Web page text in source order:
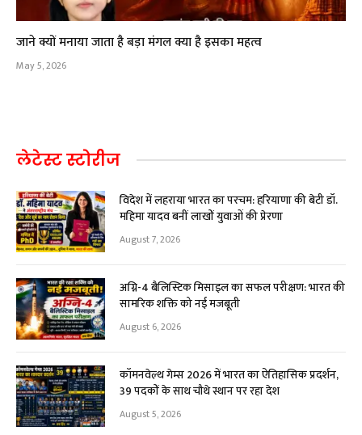
जाने क्यों मनाया जाता है बड़ा मंगल क्या है इसका महत्व
May 5, 2026
लेटेस्ट स्टोरीज
विदेश में लहराया भारत का परचम: हरियाणा की बेटी डॉ.
महिमा यादव बनीं लाखों युवाओं की प्रेरणा
August 7, 2026
अग्नि-4 बैलिस्टिक मिसाइल का सफल परीक्षण: भारत की
सामरिक शक्ति को नई मजबूती
August 6, 2026
कॉमनवेल्थ गेम्स 2026 में भारत का ऐतिहासिक प्रदर्शन,
39 पदकों के साथ चौथे स्थान पर रहा देश
August 5, 2026